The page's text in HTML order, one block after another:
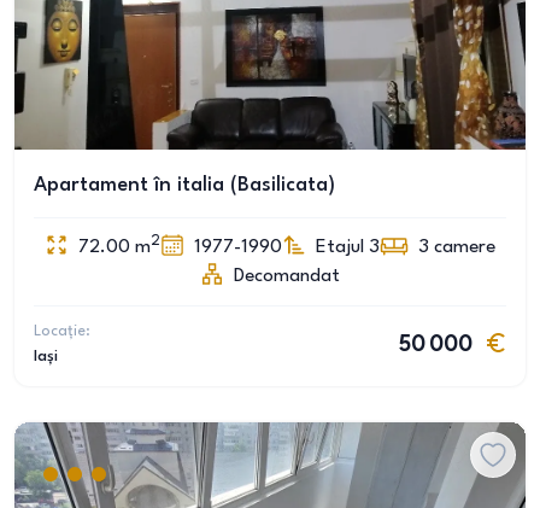
Apartament în italia (Basilicata)
72.00 m2 1977-1990 Etajul 3 3 camere
Decomandat
Locație:
Iași
50 000